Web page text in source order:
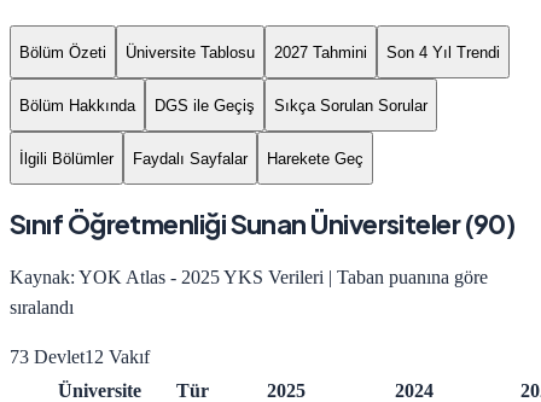
Bölüm Özeti Üniversite Tablosu 2027 Tahmini Son 4 Yıl Trendi
Bölüm Hakkında DGS ile Geçiş Sıkça Sorulan Sorular
İlgili Bölümler Faydalı Sayfalar Harekete Geç
Sınıf ÖğretmenliğiSunan Üniversiteler (90)
Kaynak: YOK Atlas - 2025 YKS Verileri | Taban puanına göre
sıralandı
73 Devlet12 Vakıf
Üniversite
Tür 2025 2024